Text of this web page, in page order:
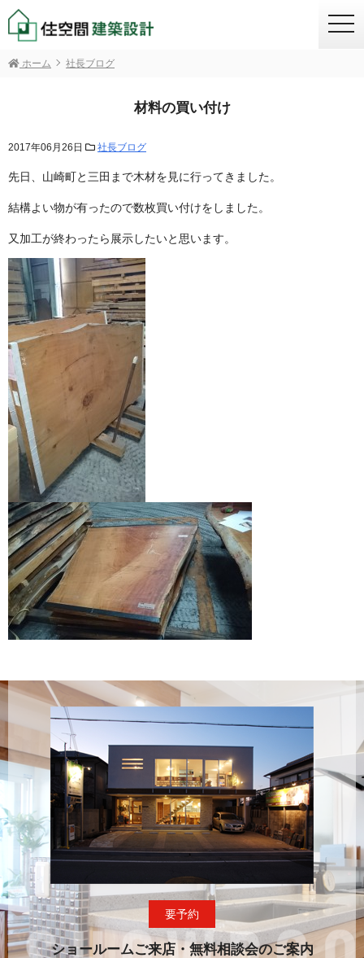
ホーム 社長ブログ
材料の買い付け
2017年06月26日 社長ブログ
先日、山崎町と三田まで木材を見に行ってきました。
結構よい物が有ったので数枚買い付けをしました。
又加工が終わったら展示したいと思います。
要予約
ショールームご来店・無料相談会のご案内